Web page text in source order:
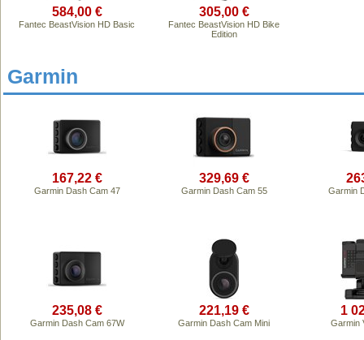
584,00 €
Fantec BeastVision HD Basic
305,00 €
Fantec BeastVision HD Bike
Edition
Garmin
167,22 €
Garmin Dash Cam 47
329,69 €
Garmin Dash Cam 55 Garmin
235,08 €
Garmin Dash Cam 67W
221,19 €
Garmin Dash Cam Mini
1
Garmin